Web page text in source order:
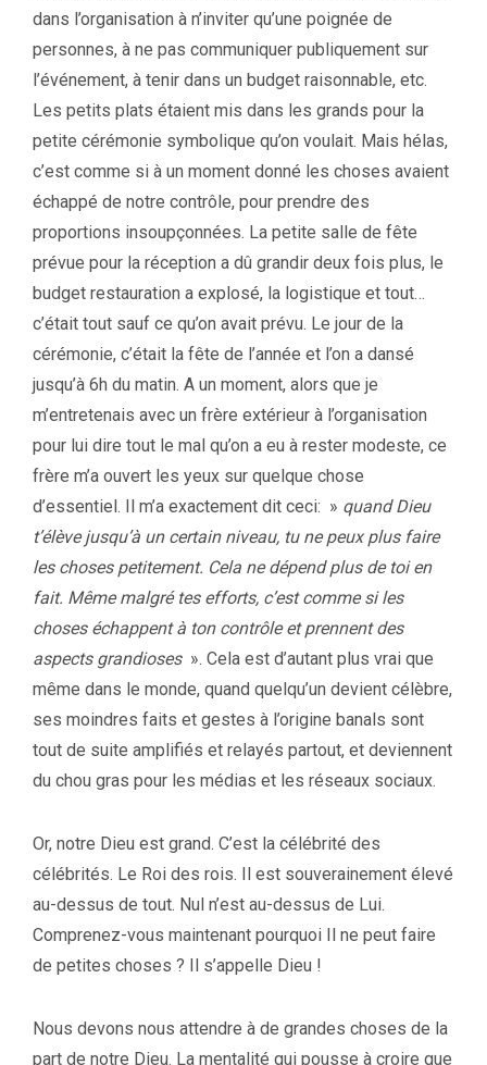
dans l’organisation à n’inviter qu’une poignée de
personnes, à ne pas communiquer publiquement sur
l’événement, à tenir dans un budget raisonnable, etc.
Les petits plats étaient mis dans les grands pour la
petite cérémonie symbolique qu’on voulait. Mais hélas,
c’est comme si à un moment donné les choses avaient
échappé de notre contrôle, pour prendre des
proportions insoupçonnées. La petite salle de fête
prévue pour la réception a dû grandir deux fois plus, le
budget restauration a explosé, la logistique et tout…
c’était tout sauf ce qu’on avait prévu. Le jour de la
cérémonie, c’était la fête de l’année et l’on a dansé
jusqu’à 6h du matin. A un moment, alors que je
m’entretenais avec un frère extérieur à l’organisation
pour lui dire tout le mal qu’on a eu à rester modeste, ce
frère m’a ouvert les yeux sur quelque chose
d’essentiel. Il m’a exactement dit ceci: » quand Dieu
t’élève jusqu’à un certain niveau, tu ne peux plus faire
les choses petitement. Cela ne dépend plus de toi en
fait. Même malgré tes efforts, c’est comme si les
choses échappent à ton contrôle et prennent des
aspects grandioses». Cela est d’autant plus vrai que
même dans le monde, quand quelqu’un devient célèbre,
ses moindres faits et gestes à l’origine banals sont
tout de suite amplifiés et relayés partout, et deviennent
du chou gras pour les médias et les réseaux sociaux.
Or, notre Dieu est grand. C’est la célébrité des
célébrités. Le Roi des rois. Il est souverainement élevé
au-dessus de tout. Nul n’est au-dessus de Lui.
Comprenez-vous maintenant pourquoi Il ne peut faire
de petites choses ? Il s’appelle Dieu !
Nous devons nous attendre à de grandes choses de la
part de notre Dieu. La mentalité qui pousse à croire que